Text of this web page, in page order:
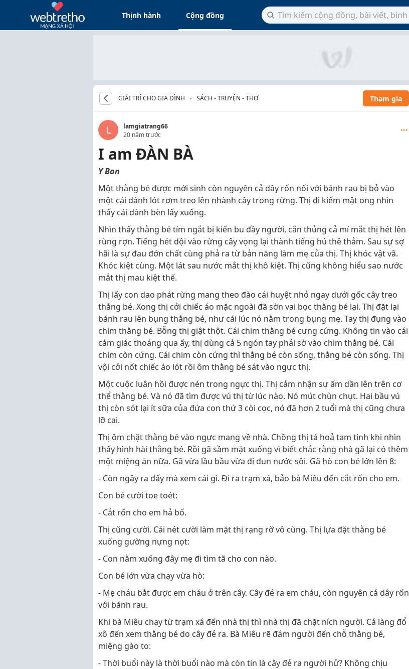
Thịnh hành Cộng đồng
GIẢI TRÍ CHO GIA ĐÌNH SÁCH - TRUYỆN - THƠ Tham gia
L
lamgiatrang66
20 năm trước
I am ĐÀN BÀ
Y Ban
Một thằng bé được mới sinh còn nguyên cả dây rốn nối với bánh rau bị bỏ vào
một cái dành lót rơm treo lên nhành cây trong rừng. Thị đi kiếm mật ong nhìn
thấy cái dành bèn lấy xuống.
Nhìn thấy thằng bé tím ngắt bị kiến bu đầy người, cắn thủng cả mí mắt thị hét lên
rùng rợn. Tiếng hét dội vào rừng cây vọng lại thành tiếng hú thê thảm. Sau sự sợ
hãi là sự đau đớn chất cùng phả ra từ bản năng làm mẹ của thị. Thị khóc vật vã.
Khóc kiệt cùng. Một lát sau nước mắt thị khô kiệt. Thị cũng không hiểu sao nước
mắt thị mau kiệt thế.
Thị lấy con dao phát rừng mang theo đào cái huyệt nhỏ ngay dưới gốc cây treo
thằng bé. Xong thị cởi chiếc áo mặc ngoài đã sờn vai bọc thằng bé lại. Thị đặt lại
bánh rau lên bụng thằng bé, như cái lúc nó nằm trong bụng mẹ. Tay thị đụng vào
chim thằng bé. Bỗng thị giật thột. Cái chim thằng bé cưng cứng. Không tin vào cái
cảm giác thoáng qua ấy, thị dùng cả 5 ngón tay phải sờ vào chim thằng bé. Cái
chim còn cứng. Cái chim còn cứng thì thằng bé còn sống, thằng bé còn sống. Thị
vội cởi nốt chiếc áo lót rồi ôm thằng bé sát vào ngực thị.
Một cuộc luân hồi được nén trong ngực thị. Thị cảm nhận sự ấm dần lên trên cơ
thể thằng bé. Và nó đã tìm được vú thị từ lúc nào. Nó mút chùn chụt. Hai bầu vú
thị còn sót lại ít sữa của đứa con thứ 3 còi cọc, nó đã hơn 2 tuổi mà thị cũng chưa
lỡ cai.
Thị ôm chặt thằng bé vào ngực mang về nhà. Chồng thị tá hoả tam tinh khi nhìn
thấy hình hài thằng bé. Rồi gã sầm mặt xuống vì biết chắc rằng nhà gã lại có thêm
một miệng ăn nữa. Gã vừa lầu bầu vừa đi đun nước sôi. Gã hò con bé lớn lên 8:
- Còn ngây ra đấy mà xem cái gì. Đi ra trạm xá, bảo bà Miêu đến cắt rốn cho em.
Con bé cười toe toét:
- Cắt rốn cho em hả bố.
Thị cũng cười. Cái nét cười làm mặt thị rạng rỡ vô cùng. Thị lựa đặt thằng bé
xuống gường nựng nọt:
- Con nằm xuống đây mẹ đi tìm tã cho con nào.
Con bé lớn vừa chạy vừa hò:
- Mẹ cháu bắt được em cháu ở trên cây. Cây đẻ ra em cháu, còn nguyên cả dây rốn
với bánh rau.
Khi bà Miêu chạy từ trạm xá đến nhà thị thì nhà thị đã chặt ních người. Cả làng đổ
xô đến xem thằng bé do cây đẻ ra. Bà Miêu rẽ đám người đến chỗ thằng bé,
miệng gào to:
- Thời buổi này là thời buổi nào mà còn tin là cây đẻ ra người hử? Không chịu